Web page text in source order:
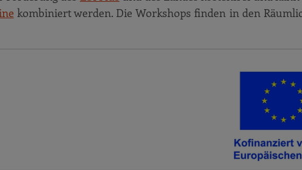
kombiniert werden. Die Workshops finden in den